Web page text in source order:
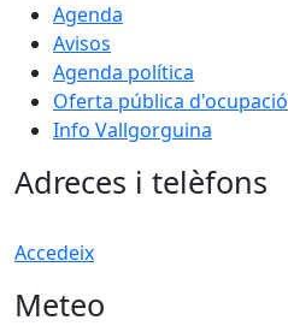
Agenda
Avisos
Agenda política
Oferta pública d'ocupació
Info Vallgorguina
Adreces i telèfons
Accedeix
Meteo